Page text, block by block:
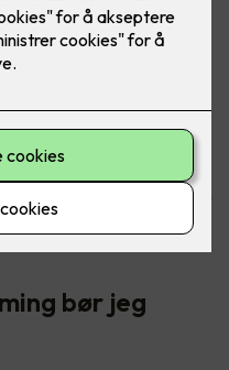
mest strøm, da er det
for å senke
bør jeg